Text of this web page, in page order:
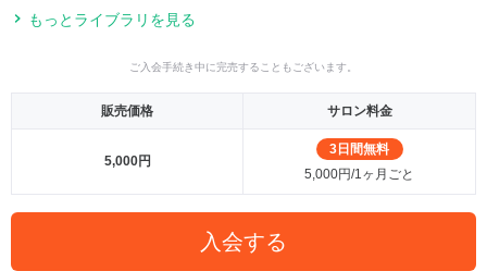
もっとライブラリを見る
ご入会手続き中に完売することもございます。
販売価格 サロン料金
5,000円
3日間無料
5,000円/1ヶ月ごと
入会する